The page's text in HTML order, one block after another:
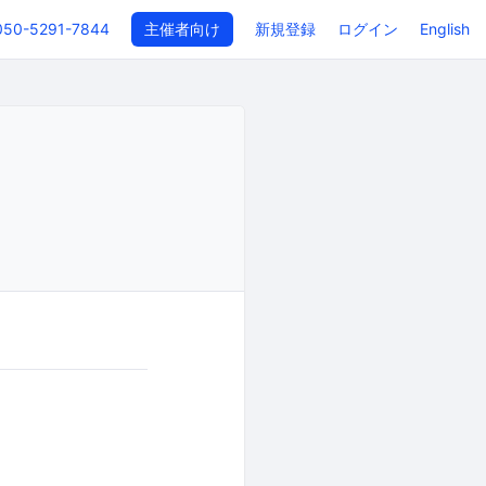
5291-7844 主催者向け 新規登録 ログイン English